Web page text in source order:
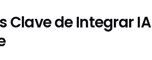
Clave de Integrar